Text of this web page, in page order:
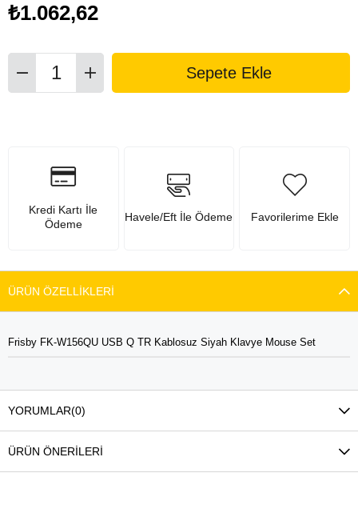
₺1.062,62
Kredi Kartı İle
Ödeme
Havele/Eft İle Ödeme Favorilerime Ekle
ÜRÜN ÖZELLIKLERI
Frisby FK-W156QU USB Q TR Kablosuz Siyah Klavye Mouse Set
YORUMLAR(0)
ÜRÜN ÖNERILERI